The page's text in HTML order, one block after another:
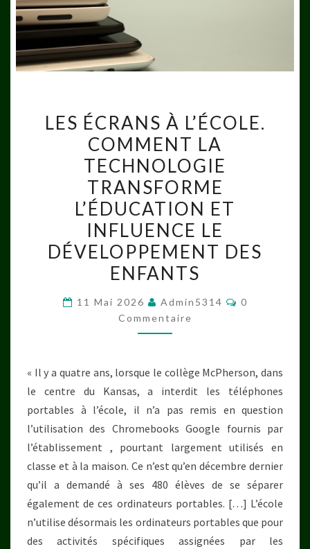
ÉCRANS
À
L’ÉCOLE.
COMMENT
LA
TECHNOLOGIE
TRANSFORME
L’ÉDUCATION
ET
LE
DÉVELOPPEMENT
ENFANTS
LES ÉCRANS À L’ÉCOLE.
COMMENT LA
TECHNOLOGIE
TRANSFORME
L’ÉDUCATION ET
INFLUENCE LE
DÉVELOPPEMENT DES
ENFANTS
11 Mai 2026 Admin5314
0
Commentaire
« Il y a quatre ans, lorsque le collège McPherson, dans
le centre du Kansas, a interdit les téléphones
portables à l’école, il n’a pas remis en question
l’utilisation des Chromebooks Google fournis par
l’établissement , pourtant largement utilisés en
classe et à la maison. Ce n’est qu’en décembre dernier
qu’il a demandé à ses 480 élèves de se séparer
également de ces ordinateurs portables. […] L’école
n’utilise désormais les ordinateurs portables que pour
des activités spécifiques assignées par les